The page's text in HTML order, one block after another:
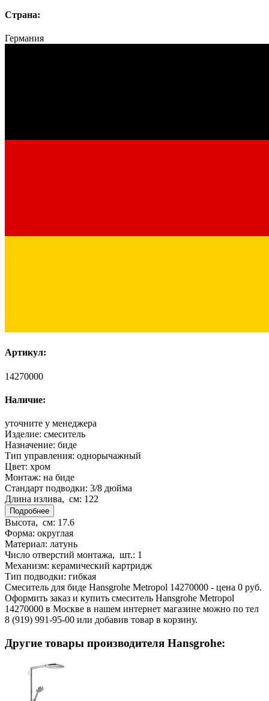
Страна:
Германия
Артикул:
14270000
Наличие:
уточните у менеджера
Изделие: смеситель
Назначение: биде
Тип управления: однорычажный
Цвет: хром
Монтаж: на биде
Стандарт подводки: 3/8 дюйма
Длина излива, см: 122
Подробнее
Высота, см: 17.6
Форма: округлая
Материал: латунь
Число отверстий монтажа, шт.: 1
Механизм: керамический картридж
Тип подводки: гибкая
Смеситель для биде Hansgrohe Metropol 14270000 - цена 0 руб.
Оформить заказ и купить смеситель Hansgrohe Metropol
14270000 в Москве в нашем интернет магазине можно по тел
8 (919) 991-95-00 или добавив товар в корзину.
Другие товары производителя Hansgrohe: